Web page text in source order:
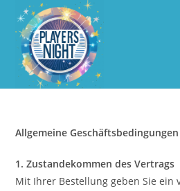
Inhalt
springen
Allgemeine Geschäftsbedingungen
1. Zustandekommen des Vertrags
Mit Ihrer Bestellung geben Sie ein